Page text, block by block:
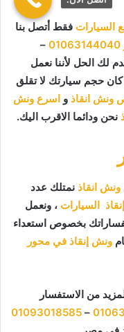
السيارات فقط أتصل بنا
01063144040
–
لك الحل لأننا نعمل
حجم سيارتك لا تقلق
ونش انقاذ و اسرع ونش
نحن ودائما الاقرب اليك.
ونش انقاذ نمتلك عدد
إنقاذ السيارات ، ونعمل
بخصوص استعداء
ونش إنقاذ في محور
من الاستفسار
–
01093018585